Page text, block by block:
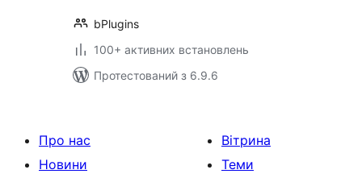
bPlugins
100+ активних встановлень
Протестований з 6.9.6
Про нас
Новини
Вітрина
Теми